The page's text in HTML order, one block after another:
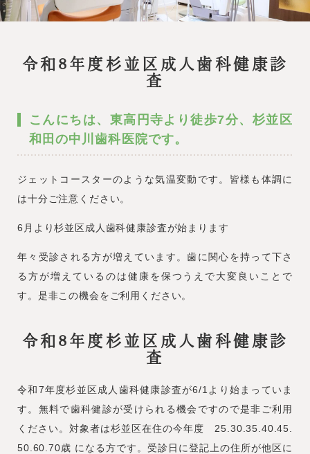
令和8年度杉並区成人歯科健康診
査
こんにちは、東高円寺より徒歩7分、杉並区
和田の中川歯科医院です。
ジェットコースターのような気温変動です。皆様も体調に
は十分ご注意ください。
6月より杉並区成人歯科健康診査が始まります
年々受診される方が増えています。歯に関心を持って下さ
る方が増えているのは健康を保つうえで大変良いことで
す。是非この機会をご利用ください。
令和8年度杉並区成人歯科健康診
査
令和7年度杉並区成人歯科健康診査が6/1より始まっていま
す。無料で歯科健診が受けられる機会ですので是非ご利用
ください。対象者は杉並区在住の今年度 25.30.35.40.45.
50.60.70歳 になる方です。受診日に登記上の住所が他区に